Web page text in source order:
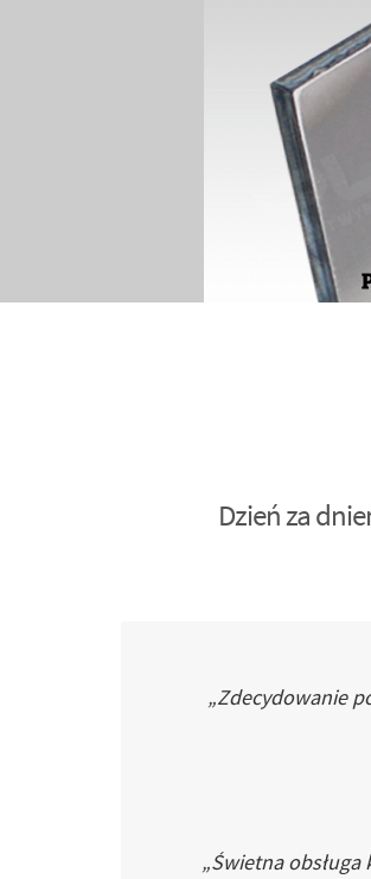
Dzień za
„Zdecydowanie
„Świetna